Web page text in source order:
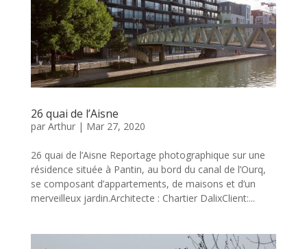
26 quai de l’Aisne
par Arthur| Mar 27, 2020
26 quai de l’Aisne Reportage photographique sur une
résidence située à Pantin, au bord du canal de l’Ourq,
se composant d’appartements, de maisons et d’un
merveilleux jardin.Architecte : Chartier DalixClient:...